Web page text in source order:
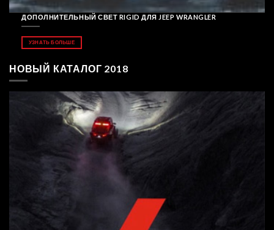
ДОПОЛНИТЕЛЬНЫЙ СВЕТ RIGID ДЛЯ JEEP WRANGLER
УЗНАТЬ БОЛЬШЕ
НОВЫЙ КАТАЛОГ 2018